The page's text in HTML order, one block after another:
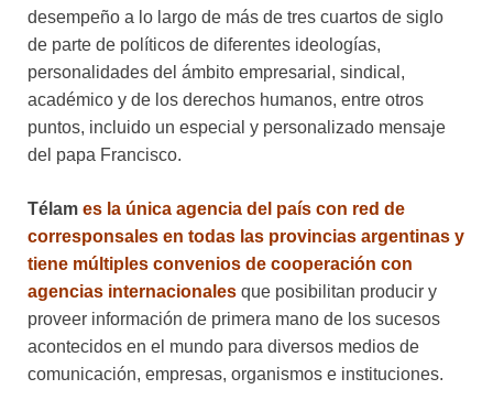
desempeño a lo largo de más de tres cuartos de siglo
de parte de políticos de diferentes ideologías,
personalidades del ámbito empresarial, sindical,
académico y de los derechos humanos, entre otros
puntos, incluido un especial y personalizado mensaje
del papa Francisco.
Télam es la única agencia del país con red de
corresponsales en todas las provincias argentinas y
tiene múltiples convenios de cooperación con
agencias internacionales que posibilitan producir y
proveer información de primera mano de los sucesos
acontecidos en el mundo para diversos medios de
comunicación, empresas, organismos e instituciones.